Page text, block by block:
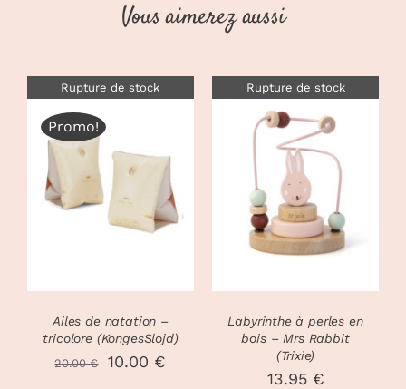
Essentials
Dutch)
Vous aimerez aussi
Rupture de stock
Promo!
DÉTAILS
Ailes de natation –
tricolore (KongesSlojd)
20.00€
Le
10.00 €
Rupture de stock
DÉTAILS
Labyrinthe à perles en
bois – Mrs Rabbit
(Trixie)
13.95 €